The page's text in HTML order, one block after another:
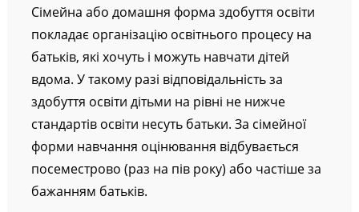
Сімейна або домашня форма здобуття освіти
покладає організацію освітнього процесу на
батьків, які хочуть і можуть навчати дітей
вдома. У такому разі відповідальність за
здобуття освіти дітьми на рівні не нижче
стандартів освіти несуть батьки. За сімейної
форми навчання оцінювання відбувається
посеместрово (раз на пів року) або частіше за
бажанням батьків.